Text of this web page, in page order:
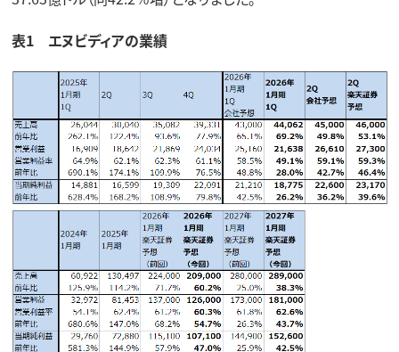
表1 エヌビディアの業績